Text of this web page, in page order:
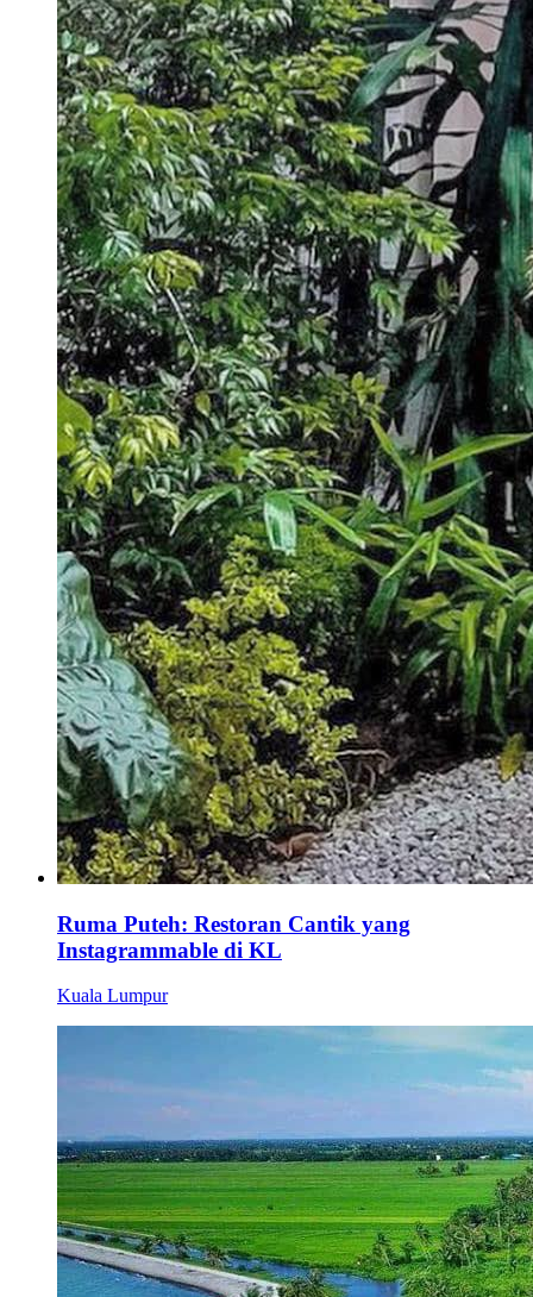
Ruma Puteh: Restoran Cantik yang
Instagrammable di KL
Kuala Lumpur